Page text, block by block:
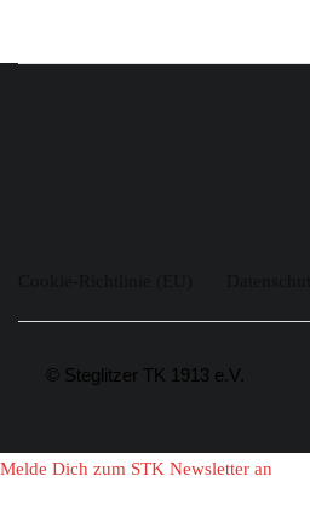
© Steglitzer TK 1913 e.V.
Melde Dich zum STK Newsletter an